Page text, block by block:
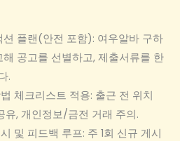
션 플랜(안전 포함): 여우알바 구하
공고를 선별하고, 제출서류를 한
.
체크리스트 적용: 출근 전 위치
유, 개인정보/금전 거래 주의.
및 피드백 루프: 주 1회 신규 게시